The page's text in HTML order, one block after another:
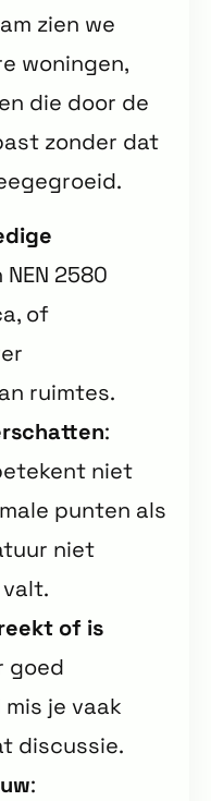
zien we
woningen,
die door de
zonder dat
NEN 2580
of
ruimtes.
:
niet
punten als
niet
of is
goed
je vaak
discussie.
: